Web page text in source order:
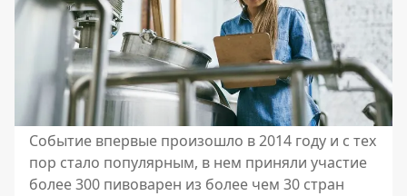
Событие впервые произошло в 2014 году и с тех
пор стало популярным, в нем приняли участие
более 300 пивоварен из более чем 30 стран